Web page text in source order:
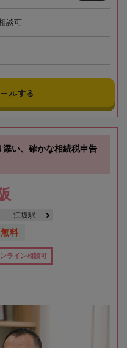
談可
ルする
添い、確かな相続税申告
江坂駅
料
ライン相談可